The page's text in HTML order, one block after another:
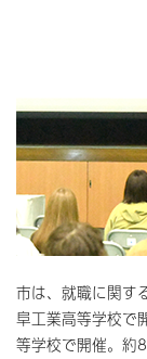
市は、就職に関す
阜工業高等学校で
等学校で開催。約